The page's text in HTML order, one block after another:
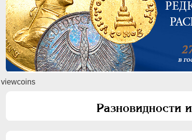
viewcoins
Разновидности